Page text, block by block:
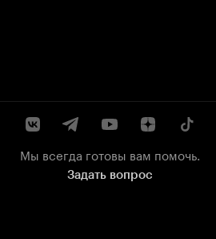
Мы всегда готовы вам помочь.
Задать вопрос